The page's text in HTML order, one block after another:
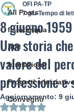
All Posts
fisioterapia
AIM
formazione
Progetti e Iniziative
Convegno
8 giugno
Una storia
valore del
professione e
OFI PA-TP
7 giu Tempo di
Aggiornamento: 9
Valutazione NaN